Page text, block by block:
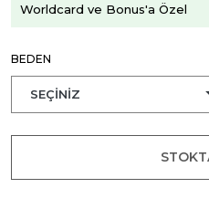
Worldcard ve Bonus'a Özel
BEDEN